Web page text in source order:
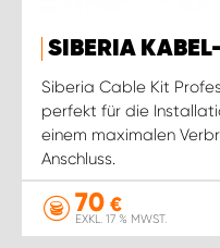
SIBERIA
Siberia Cable Kit
perfekt für die
einem maximalen
Anschluss.
70 €
EXKL. 17 % MWST.